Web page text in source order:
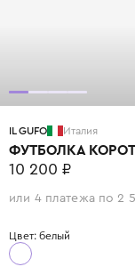
IL GUFO Италия
ФУТБОЛКА
10 200 ₽
или 4 платежа по 2
Цвет: белый